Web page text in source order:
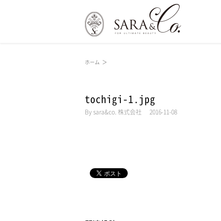
ホーム ＞
tochigi-1.jpg
Bysara&co. 株式会社 2016-11-08